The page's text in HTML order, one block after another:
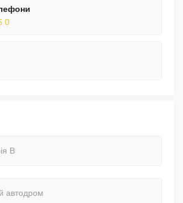
0
В
автодром